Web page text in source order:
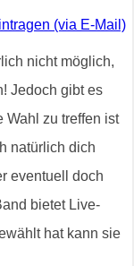
(via E-Mail)
nicht möglich,
Jedoch gibt es
zu treffen ist
natürlich dich
eventuell doch
bietet Live-
hat kann sie